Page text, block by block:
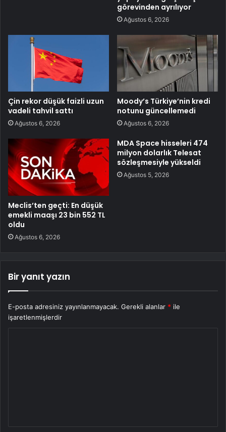
görevinden ayrılıyor
Ağustos 6, 2026
Çin rekor düşük faizli uzun
vadeli tahvil sattı
Ağustos 6, 2026
Moody’s Türkiye’nin kredi
notunu güncellemedi
Ağustos 6, 2026
Meclis’ten geçti: En düşük
emekli maaşı 23 bin 552 TL
oldu
Ağustos 6, 2026
MDA Space hisseleri 474
milyon dolarlık Telesat
sözleşmesiyle yükseldi
Ağustos 5, 2026
Bir yanıt yazın
E-posta adresiniz yayınlanmayacak. Gerekli alanlar * ile
işaretlenmişlerdir